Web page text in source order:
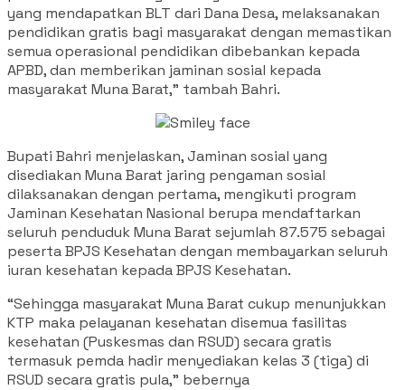
yang mendapatkan BLT dari Dana Desa, melaksanakan
pendidikan gratis bagi masyarakat dengan memastikan
semua operasional pendidikan dibebankan kepada
APBD, dan memberikan jaminan sosial kepada
masyarakat Muna Barat,” tambah Bahri.
Bupati Bahri menjelaskan, Jaminan sosial yang
disediakan Muna Barat jaring pengaman sosial
dilaksanakan dengan pertama, mengikuti program
Jaminan Kesehatan Nasional berupa mendaftarkan
seluruh penduduk Muna Barat sejumlah 87.575 sebagai
peserta BPJS Kesehatan dengan membayarkan seluruh
iuran kesehatan kepada BPJS Kesehatan.
“Sehingga masyarakat Muna Barat cukup menunjukkan
KTP maka pelayanan kesehatan disemua fasilitas
kesehatan (Puskesmas dan RSUD) secara gratis
termasuk pemda hadir menyediakan kelas 3 (tiga) di
RSUD secara gratis pula,” bebernya